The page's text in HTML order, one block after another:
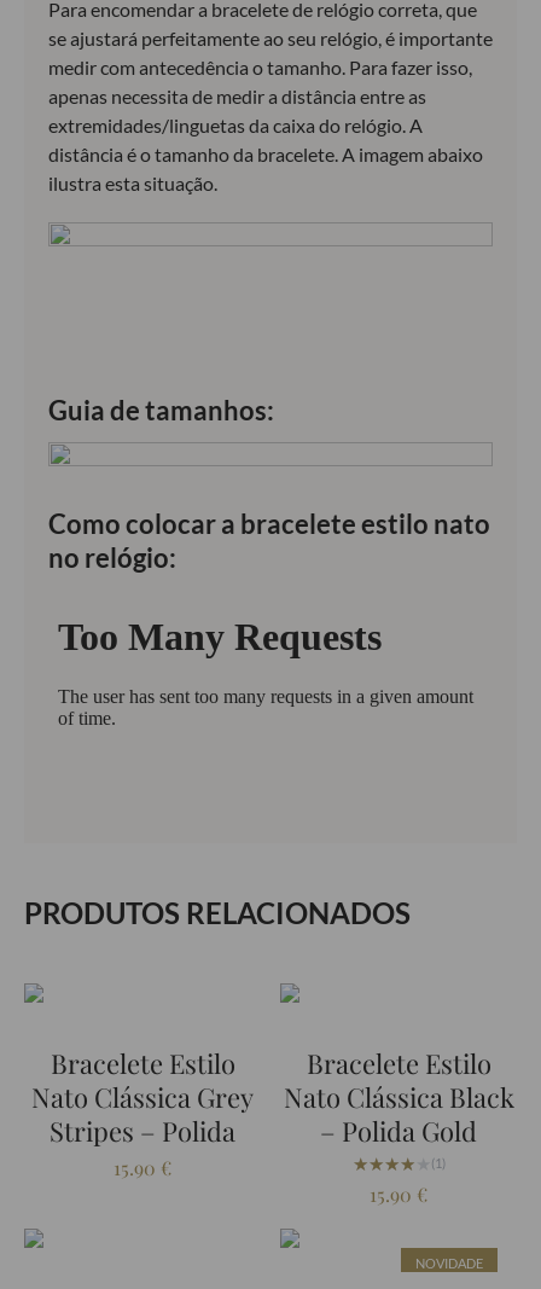
Para encomendar a bracelete de relógio correta, que
se ajustará perfeitamente ao seu relógio, é importante
medir com antecedência o tamanho. Para fazer isso,
apenas necessita de medir a distância entre as
extremidades/linguetas da caixa do relógio. A
distância é o tamanho da bracelete. A imagem abaixo
ilustra esta situação.
Guia de tamanhos:
Como colocar a bracelete estilo nato
no relógio:
PRODUTOS RELACIONADOS
Bracelete Estilo
Nato Clássica Grey
Stripes – Polida
15.90 €
Bracelete Estilo
Nato Clássica Black
– Polida Gold
★★★★★
★★★★★ (1)
15.90 €
NOVIDADE